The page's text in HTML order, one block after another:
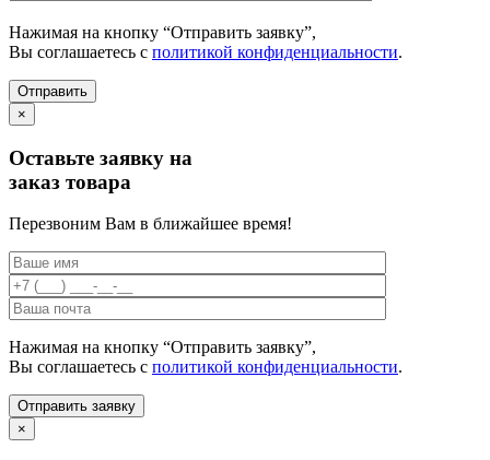
Нажимая на кнопку “Отправить заявку”,
Вы соглашаетесь с политикой конфиденциальности.
×
Оставьте заявку на
заказ товара
Перезвоним Вам в ближайшее время!
Нажимая на кнопку “Отправить заявку”,
Вы соглашаетесь с политикой конфиденциальности.
×